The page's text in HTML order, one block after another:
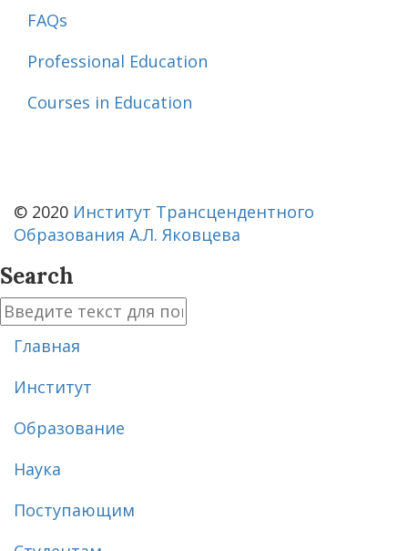
FAQs
Professional Education
Courses in Education
© 2020 Институт Трансцендентного
Образования А.Л. Яковцева
Search
Главная
Институт
Образование
Наука
Поступающим